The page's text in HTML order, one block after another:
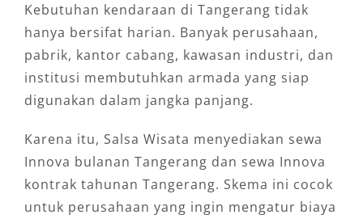
Kebutuhan kendaraan di Tangerang tidak
hanya bersifat harian. Banyak perusahaan,
pabrik, kantor cabang, kawasan industri, dan
institusi membutuhkan armada yang siap
digunakan dalam jangka panjang.
Karena itu, Salsa Wisata menyediakan sewa
Innova bulanan Tangerang dan sewa Innova
kontrak tahunan Tangerang. Skema ini cocok
untuk perusahaan yang ingin mengatur biaya